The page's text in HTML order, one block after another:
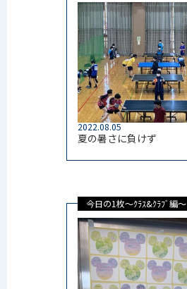
2022.08.05
夏の暑さに負けず
今日の1枚～ｸﾗｽ&ｸﾗﾌﾞ編～